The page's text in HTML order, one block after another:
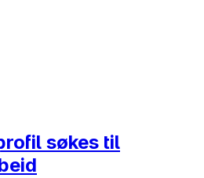
søkes til